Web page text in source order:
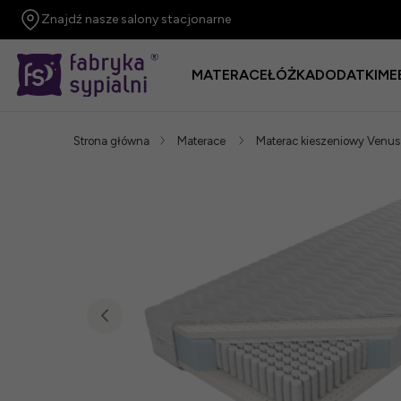
Znajdź nasze salony stacjonarne
MATERACEŁÓŻKADODATKI
Strona główna Materace Materac kieszeniowy